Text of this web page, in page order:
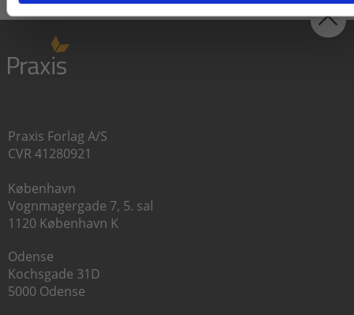
Praxis Forlag A/S
CVR 41280921
København
Vognmagergade 7, 5. sal
1120 København K
Odense
Kochsgade 31D
5000 Odense